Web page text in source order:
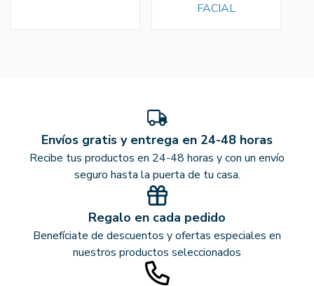
FACIAL
Envíos gratis y entrega en 24-48 horas
Recibe tus productos en 24-48 horas y con un envío
seguro hasta la puerta de tu casa.
Regalo en cada pedido
Benefíciate de descuentos y ofertas especiales en
nuestros productos seleccionados